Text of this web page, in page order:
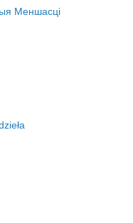
Меншасці